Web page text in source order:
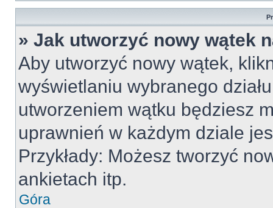
» Jak utworzyć nowy wątek
Aby utworzyć nowy wątek,
wyświetlaniu wybranego
utworzeniem wątku będziesz
uprawnień w każdym dziale
Przykłady: Możesz tworzyć
ankietach itp.
Góra